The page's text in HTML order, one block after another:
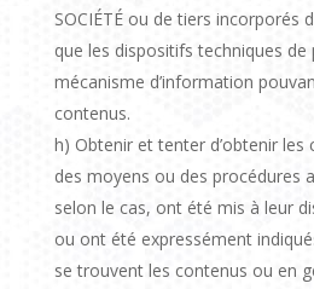
SOCIÉTÉ ou de tiers incorporés
que les dispositifs techniques
mécanisme d’information
contenus.
h) Obtenir et tenter d’obtenir les
des moyens ou des procédures
selon le cas, ont été mis à leur
ou ont été expressément
se trouvent les contenus ou en